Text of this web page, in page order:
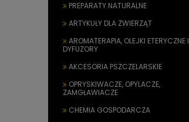
PREPARATY NATURALNE
ARTYKUŁY DLA ZWIERZĄT
AROMATERAPIA, OLEJKI ETERYCZNE I
DYFUZORY
AKCESORIA PSZCZELARSKIE
OPRYSKIWACZE, OPYLACZE,
ZAMGŁAWIACZE
CHEMIA GOSPODARCZA